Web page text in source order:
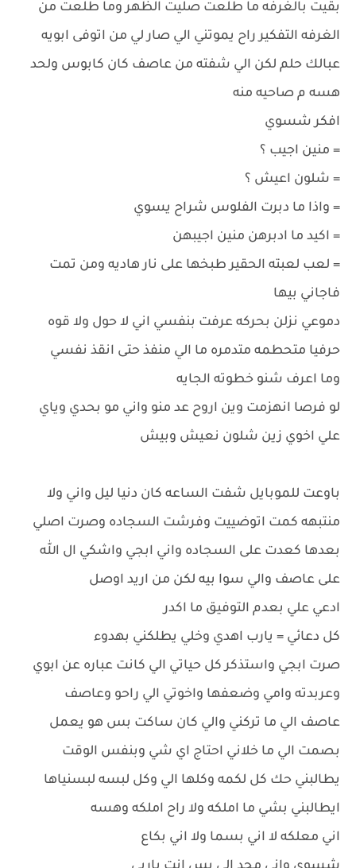
بقيت بالغرفه ما طلعت صليت الظهر وما طلعت من
الغرفه التفكير راح يموتني الي صار لي من اتوفى ابويه
عبالك حلم لكن الي شفته من عاصف كان كابوس ولحد
هسه م صاحيه منه
افكر شسوي
= منين اجيب ؟
= شلون اعيش ؟
= واذا ما دبرت الفلوس شراح يسوي
= اكيد ما ادبرهن منين اجيبهن
= لعب لعبته الحقير طبخها على نار هاديه ومن تمت
فاجاني بيها
دموعي نزلن بحركه عرفت بنفسي اني لا حول ولا قوه
حرفيا متحطمه متدمره ما الي منفذ حتى انقذ نفسي
وما اعرف شنو خطوته الجايه
لو فرصا انهزمت وين اروح عد منو واني مو بحدي وياي
علي اخوي زين شلون نعيش وبيش
باوعت للموبايل شفت الساعه كان دنيا ليل واني ولا
منتبهه كمت اتوضييت وفرشت السجاده وصرت اصلي
بعدها كعدت على السجاده واني ابجي واشكي ال الله
على عاصف والي سوا بيه لكن من اريد اوصل
ادعي علي بعدم التوفيق ما اكدر
كل دعائي = يارب اهدي وخلي يطلكني بهدوء
صرت ابجي واستذكر كل حياتي الي كانت عباره عن ابوي
وعربدته وامي وضعفها واخوتي الي راحو وعاصف
عاصف الي ما تركني والي كان ساكت بس هو يعمل
بصمت الي ما خلاني احتاج اي شي وبنفس الوقت
يطالبني حك كل لكمه وكلها الي وكل لبسه لبسنياها
ايطالبني بشي ما املكه ولا راح املكه وهسه
اني معلكه لا اني بسما ولا اني بكاع